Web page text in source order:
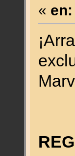
« en: